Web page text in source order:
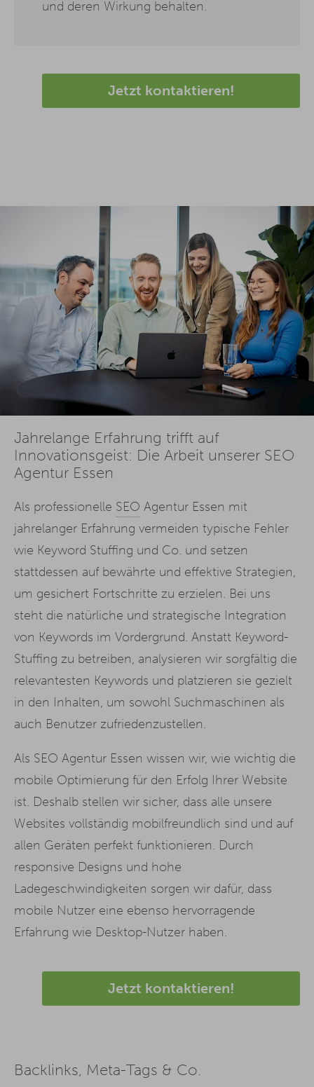
und deren Wirkung behalten.
Jetzt kontaktieren!
Jahrelange Erfahrung trifft auf
Innovationsgeist: Die Arbeit unserer SEO
Agentur Essen
Als professionelle SEO Agentur Essen mit
jahrelanger Erfahrung vermeiden typische Fehler
wie Keyword Stuffing und Co. und setzen
stattdessen auf bewährte und effektive Strategien,
um gesichert Fortschritte zu erzielen. Bei uns
steht die natürliche und strategische Integration
von Keywords im Vordergrund. Anstatt Keyword-
Stuffing zu betreiben, analysieren wir sorgfältig die
relevantesten Keywords und platzieren sie gezielt
in den Inhalten, um sowohl Suchmaschinen als
auch Benutzer zufriedenzustellen.
Als SEO Agentur Essen wissen wir, wie wichtig die
mobile Optimierung für den Erfolg Ihrer Website
ist. Deshalb stellen wir sicher, dass alle unsere
Websites vollständig mobilfreundlich sind und auf
allen Geräten perfekt funktionieren. Durch
responsive Designs und hohe
Ladegeschwindigkeiten sorgen wir dafür, dass
mobile Nutzer eine ebenso hervorragende
Erfahrung wie Desktop-Nutzer haben.
Jetzt kontaktieren!
Backlinks, Meta-Tags & Co.